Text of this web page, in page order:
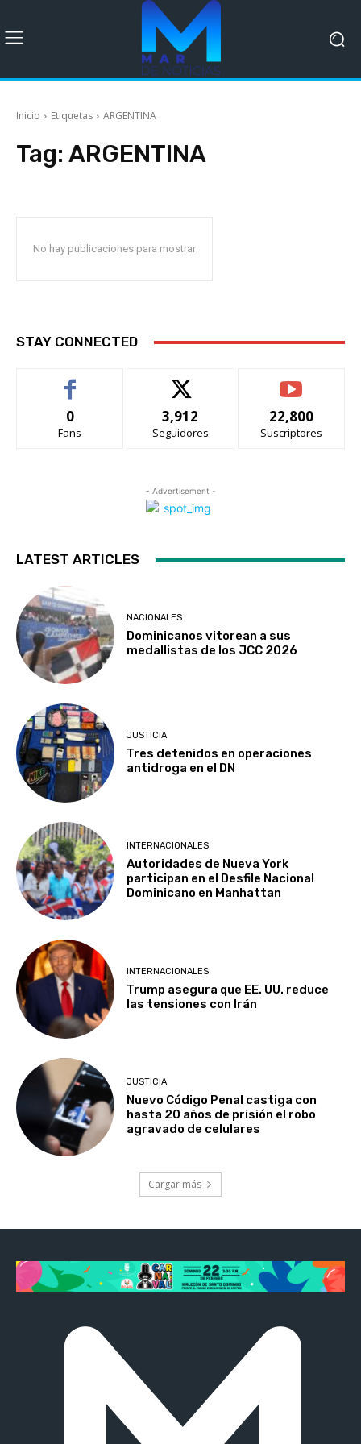
Inicio Etiquetas ARGENTINA
Tag: ARGENTINA
No hay publicaciones para mostrar
STAY CONNECTED
0
Fans
3,912
Seguidores
22,800
Suscriptores
- Advertisement -
LATEST ARTICLES
NACIONALES
Dominicanos vitorean a sus
medallistas de los JCC 2026
JUSTICIA
Tres detenidos en operaciones
antidroga en el DN
INTERNACIONALES
Autoridades de Nueva York
participan en el Desfile Nacional
Dominicano en Manhattan
INTERNACIONALES
Trump asegura que EE. UU. reduce
las tensiones con Irán
JUSTICIA
Nuevo Código Penal castiga con
hasta 20 años de prisión el robo
agravado de celulares
Cargar más